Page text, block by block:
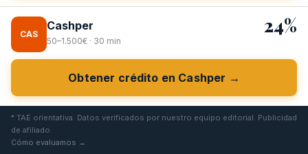
CAS
Cashper
50–1.500€ · 30 min
24%
Obtener crédito en Cashper →
* TAE orientativa. Datos verificados por nuestro equipo editorial. Publicidad
de afiliado.
Cómo evaluamos →